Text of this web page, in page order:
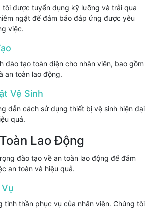
tôi được tuyển dụng kỹ lưỡng và trải qua
ngặt để đảm bảo đáp ứng được yêu
việc.
đào tạo toàn diện cho nhân viên, bao gồm
an toàn lao động.
Vệ Sinh
dẫn cách sử dụng thiết bị vệ sinh hiện đại
quả.
Lao Động
đào tạo về an toàn lao động để đảm
an toàn và hiệu quả.
tinh thần phục vụ của nhân viên. Chúng tôi